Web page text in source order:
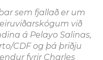
sem fjallað er um
við
á Pelayo Salinas,
CDF og þá þriðju
fyrir Charles